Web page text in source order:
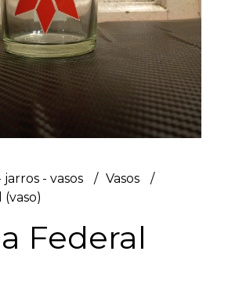
jarros - vasos
Vasos
Federal